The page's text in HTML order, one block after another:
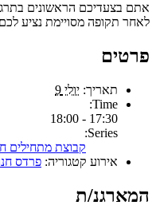
אתם בצעדיכם הראשונים
לאחר תקופה מסויימת נציע
פרטים
תאריך: יולי 9
Time:
17:30 - 18:00
Series:
קבוצת מתחילים
אירוע קטגוריה: פרדס
המארגנ/ת